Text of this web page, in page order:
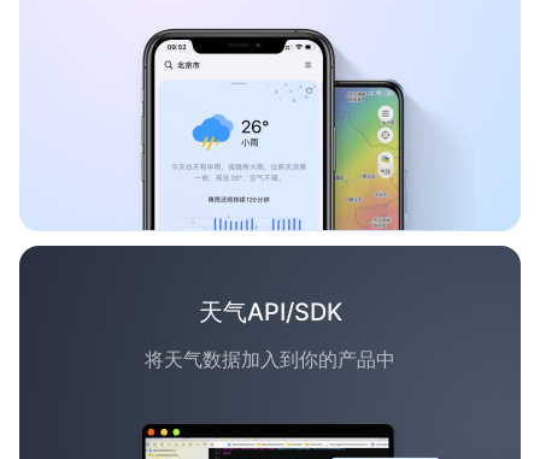
天气API/SDK
将天气数据加入到你的产品中